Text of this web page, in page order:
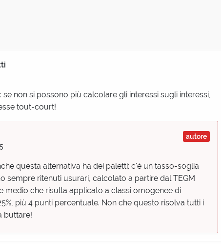
se non si possono più calcolare gli interessi sugli interessi,
tout-court!
autore
questa alternativa ha dei paletti: c'è un tasso-soglia
sempre ritenuti usurari, calcolato a partire dal TEGM
medio che risulta applicato a classi omogenee di
più 4 punti percentuale. Non che questo risolva tutti i
buttare!